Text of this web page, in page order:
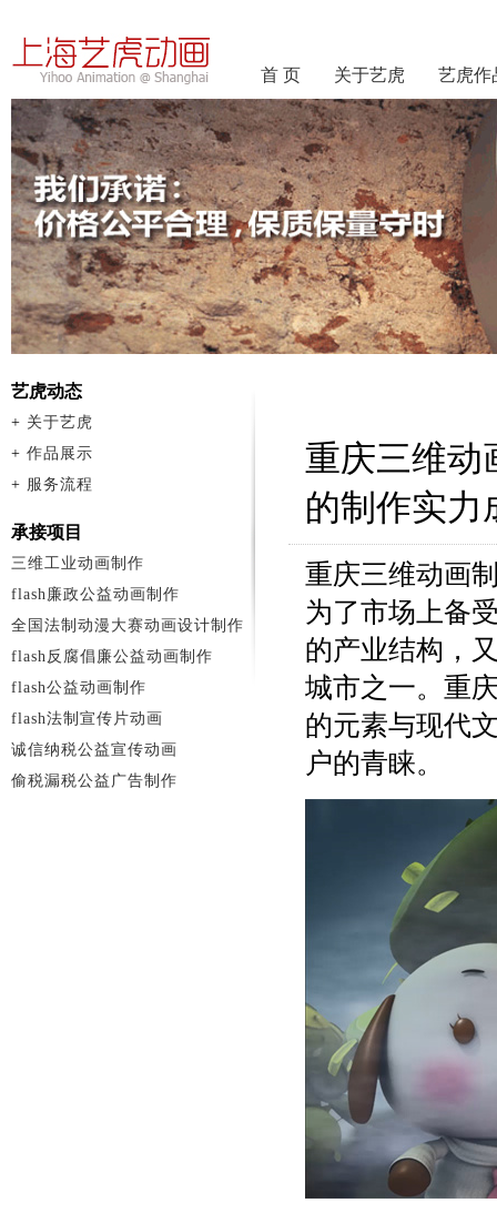
首 页 关于艺虎 艺虎作
重庆三维动
的制作实力
重庆三维动画
为了市场上备
的产业结构，
城市之一。重
的元素与现代
户的青睐。
艺虎动态
+ 关于艺虎
+ 作品展示
+ 服务流程
承接项目
三维工业动画制作
flash廉政公益动画制作
全国法制动漫大赛动画设计制作
flash反腐倡廉公益动画制作
flash公益动画制作
flash法制宣传片动画
诚信纳税公益宣传动画
偷税漏税公益广告制作